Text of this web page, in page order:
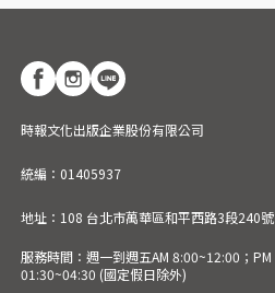
時報文化出版企業股份有限公司
統編：01405937
地址：108 台北市萬華區和平西路3段240號
服務時間：週一到週五AM 8:00~12:00；PM
01:30~04:30 (國定假日除外)